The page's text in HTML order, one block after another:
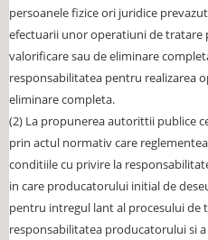
persoanele fizice ori juridice
efectuarii unor operatiuni de
valorificare sau de eliminare
responsabilitatea pentru realizarea
eliminare completa.
(2) La propunerea autorittii publice
prin actul normativ care
conditiile cu privire la
in care producatorului initial de
pentru intregul lant al procesului de
responsabilitatea producatorului si